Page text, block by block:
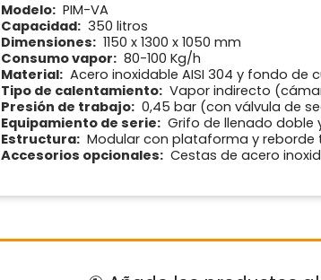
Modelo: PIM-VA
Capacidad: 350 litros
Dimensiones: 1150 x 1300 x 1050 mm
Consumo vapor: 80-100 Kg/h
Material: Acero inoxidable AISI 304 y fondo de
Tipo de calentamiento: Vapor indirecto
Presión de trabajo: 0,45 bar (con válvula de
Equipamiento de serie: Grifo de llenado doble
Estructura: Modular con plataforma y reborde
Accesorios opcionales: Cestas de acero